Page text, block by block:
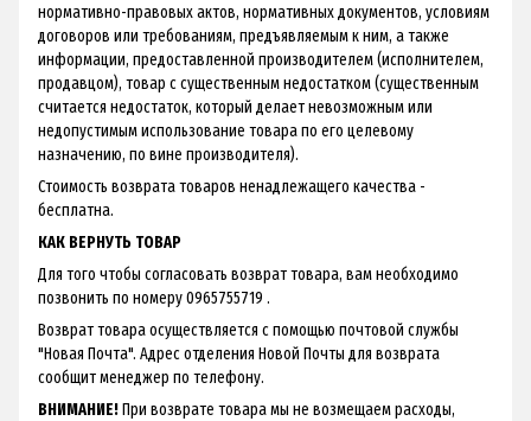
нормативно-правовых актов, нормативных документов, условиям
договоров или требованиям, предъявляемым к ним, а также
информации, предоставленной производителем (исполнителем,
продавцом), товар с существенным недостатком (существенным
считается недостаток, который делает невозможным или
недопустимым использование товара по его целевому
назначению, по вине производителя).
Стоимость возврата товаров ненадлежащего качества -
бесплатна.
КАК ВЕРНУТЬ ТОВАР
Для того чтобы согласовать возврат товара, вам необходимо
позвонить по номеру 0965755719 .
Возврат товара осуществляется с помощью почтовой службы
"Новая Почта". Адрес отделения Новой Почты для возврата
сообщит менеджер по телефону.
ВНИМАНИЕ!При возврате товара мы не возмещаем расходы,